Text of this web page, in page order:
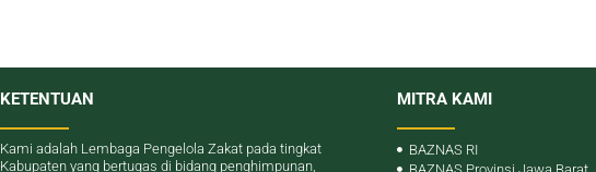
KETENTUAN
Kami adalah Lembaga Pengelola Zakat pada tingkat
Kabupaten yang bertugas di bidang penghimpunan,
MITRA KAMI
BAZNAS RI